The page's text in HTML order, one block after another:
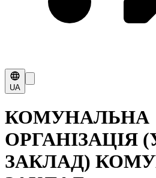
UA
КОМУНАЛЬНА
ОРГАНІЗАЦІЯ
ЗАКЛАД)